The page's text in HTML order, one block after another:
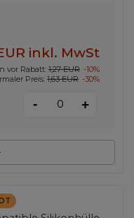
inkl. MwSt
vor Rabatt: 1,27 EUR -10%
Preis: 1,63 EUR -30%
- +